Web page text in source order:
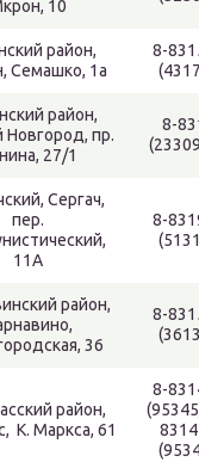
10
район,
Семашко, 1а
8-
район,
пр.
27/1
8-
Сергач,
пер.
11А
8-
район,
36
8-
район,
К. Маркса, 61
8-